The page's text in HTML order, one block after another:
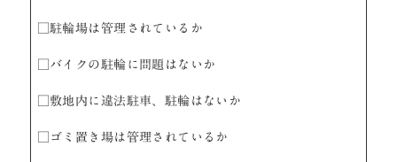
□駐輪場は管理されているか
□バイクの駐輪に問題はないか
□敷地内に違法駐車、駐輪はないか
□ゴミ置き場は管理されているか